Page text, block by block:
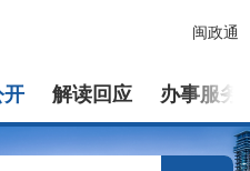
闽政通
开 解读回应 办事服务